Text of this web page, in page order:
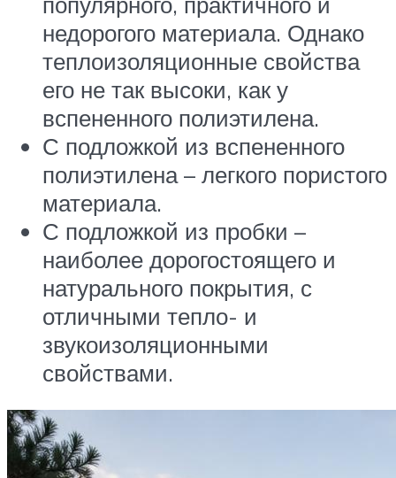
недорогого материала. Однако
теплоизоляционные свойства
его не так высоки, как у
вспененного полиэтилена.
С подложкой из вспененного
полиэтилена – легкого пористого
материала.
С подложкой из пробки –
наиболее дорогостоящего и
натурального покрытия, с
отличными тепло- и
звукоизоляционными
свойствами.